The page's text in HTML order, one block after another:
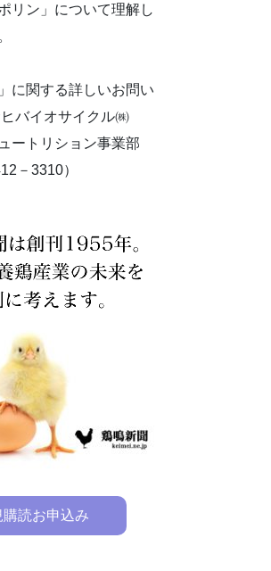
リン」について理解し
に関する詳しいお問い
バイオサイクル㈱
ートリション事業部
－3310）
購読お申込み